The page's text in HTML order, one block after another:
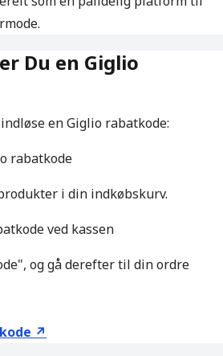
Du en Giglio
en Giglio rabatkode:
rabatkode
i din indkøbskurv.
ved kassen
og gå derefter til din ordre
↗